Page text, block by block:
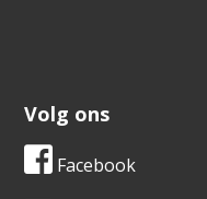
Volg ons
Facebook